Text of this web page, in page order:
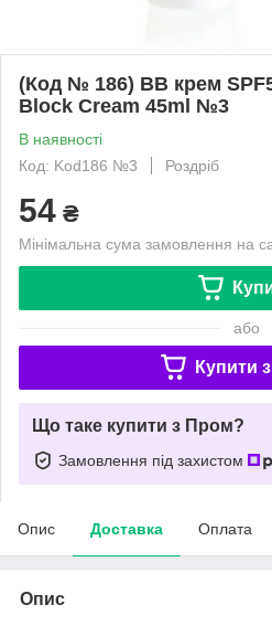
(Код № 186) BB крем
Block Cream 45ml №3
В наявності
Код: Kod186 №3
Роздріб
54 ₴
Мінімальна сума замовлення на
або
Купити з
Що таке купити з Пром?
Замовлення під захистом
Опис Доставка Оплата
Опис